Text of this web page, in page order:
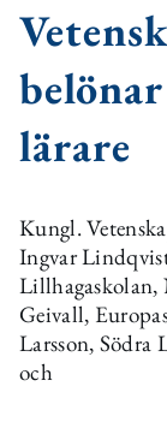
lärare
Kungl.
Ingvar
Geivall,
Larsson, Södra
och